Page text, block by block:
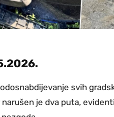
svih
je dva puta,